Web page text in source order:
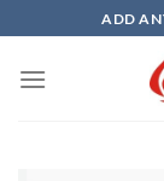
to
content
ADD